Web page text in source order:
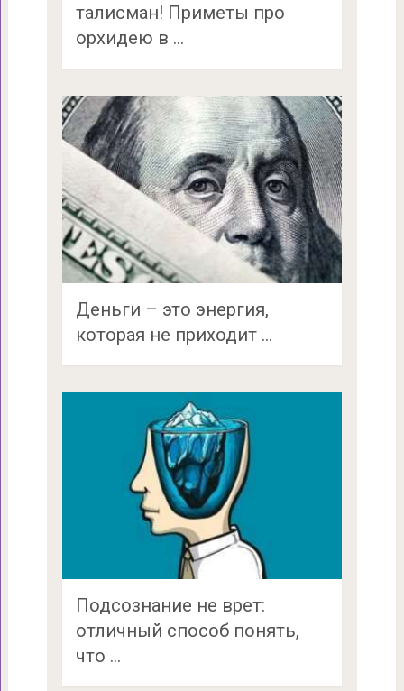
талисман! Приметы про
орхидею в …
Деньги – это энергия,
которая не приходит …
Подсознание не врет:
отличный способ понять,
что …